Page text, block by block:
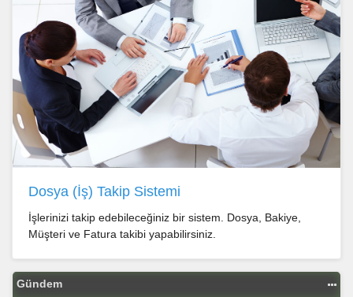
Dosya (İş) Takip Sistemi
İşlerinizi takip edebileceğiniz bir sistem. Dosya, Bakiye,
Müşteri ve Fatura takibi yapabilirsiniz.
Gündem